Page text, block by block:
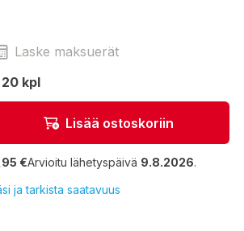
Laske maksuerät
kpl
Lisää ostoskoriin
€Arvioitu lähetyspäivä 9.8.2026.
ja tarkista saatavuus